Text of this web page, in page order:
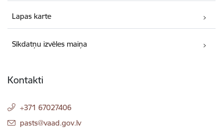
Lapas karte
Sīkdatņu izvēles maiņa
Kontakti
+371 67027406
E-pasts:
pasts@vaad.gov.lv